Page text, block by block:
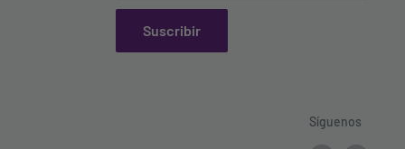
Suscribir
Síguenos